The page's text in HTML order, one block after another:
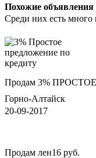
Похожие объявления
Среди них есть много
Продам 3% ПРОСТОЕ
Горно-Алтайск
20-09-2017
Продам лен16 руб.